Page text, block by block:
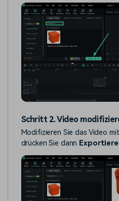
Schritt 2. Video
Modifizieren Sie das Video
drücken Sie dann